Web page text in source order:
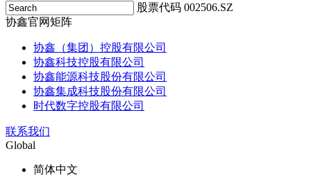
股票代码 002506.SZ
协鑫官网矩阵
协鑫（集团）控股有限公司
协鑫科技控股有限公司
协鑫能源科技股份有限公司
协鑫集成科技股份有限公司
时代数字控股有限公司
联系我们
Global
简体中文